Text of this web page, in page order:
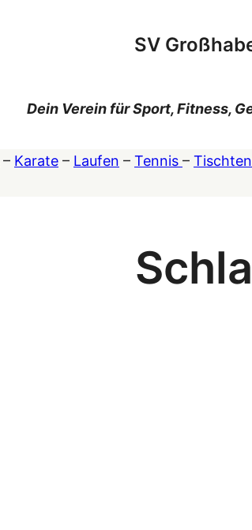
SV
Dein Verein für Sport, Fitness,
– Karate – Laufen – Tennis –